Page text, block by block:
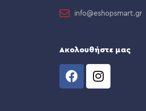
info@eshopsmart.gr
Ακολουθήστε μας